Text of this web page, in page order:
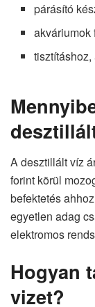
párásító
akváriumok
A desztillált víz
forint körül
befektetés
egyetlen adag
elektromos
Hogyan
vizet?